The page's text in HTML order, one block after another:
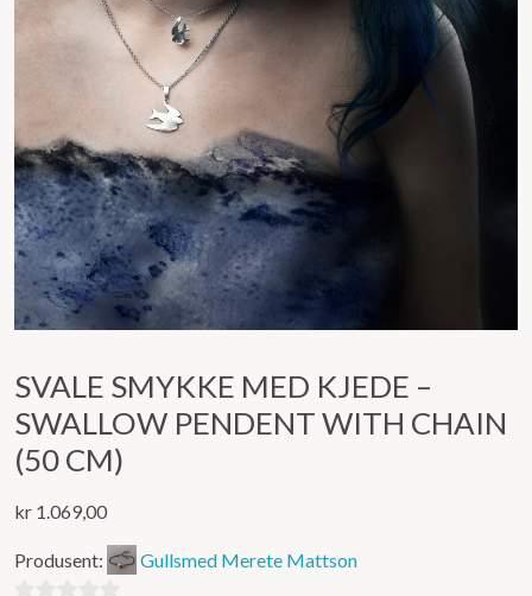
SVALE SMYKKE MED KJEDE –
SWALLOW PENDENT WITH CHAIN
(50 CM)
kr 1.069,00
Produsent: Gullsmed Merete Mattson